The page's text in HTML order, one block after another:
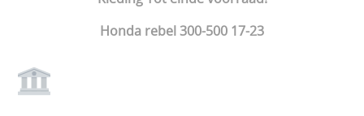
Honda rebel 300-500 17-23